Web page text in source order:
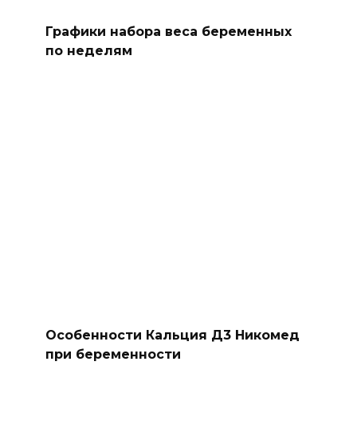
Графики набора веса беременных
по неделям
Особенности Кальция Д3 Никомед
при беременности